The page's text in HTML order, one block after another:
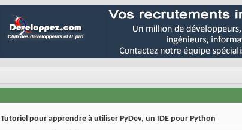
Tutoriel pour apprendre à utiliser PyDev, un IDE pour Python